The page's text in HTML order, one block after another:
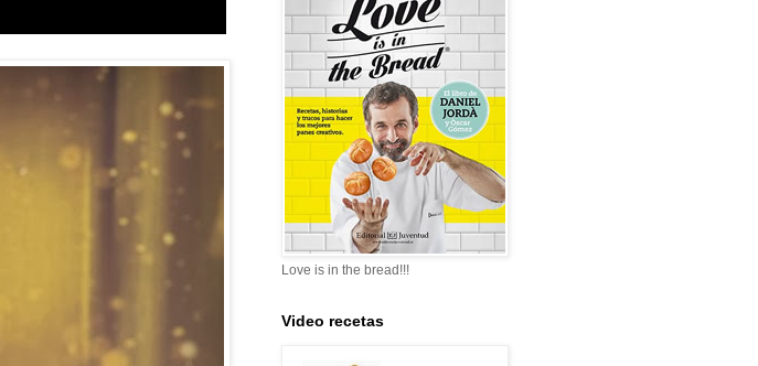
Love is in the bread!!!
Video recetas